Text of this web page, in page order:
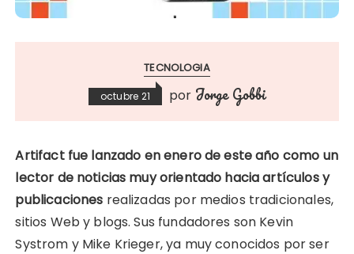
TECNOLOGIA
octubre 21 por Jorge Gobbi
Artifact fue lanzado en enero de este año como un
lector de noticias muy orientado hacia artículos y
publicaciones realizadas por medios tradicionales,
sitios Web y blogs. Sus fundadores son Kevin
Systrom y Mike Krieger, ya muy conocidos por ser